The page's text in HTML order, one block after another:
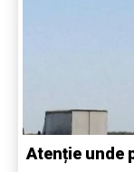
Atenție unde